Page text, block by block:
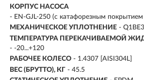
КОРПУС НАСОСА
- EN-GJL-250 (с катафорезным покрытием
МЕХАНИЧЕСКОЕ УПЛОТНЕНИЕ -
ТЕМПЕРАТУРА ПЕРЕКАЧИВАЕМОЙ
- -20...+120
РАБОЧЕЕ КОЛЕСО - 1.4307 [AISI304L]
ВЕС (БРУТТО), КГ - 45.5